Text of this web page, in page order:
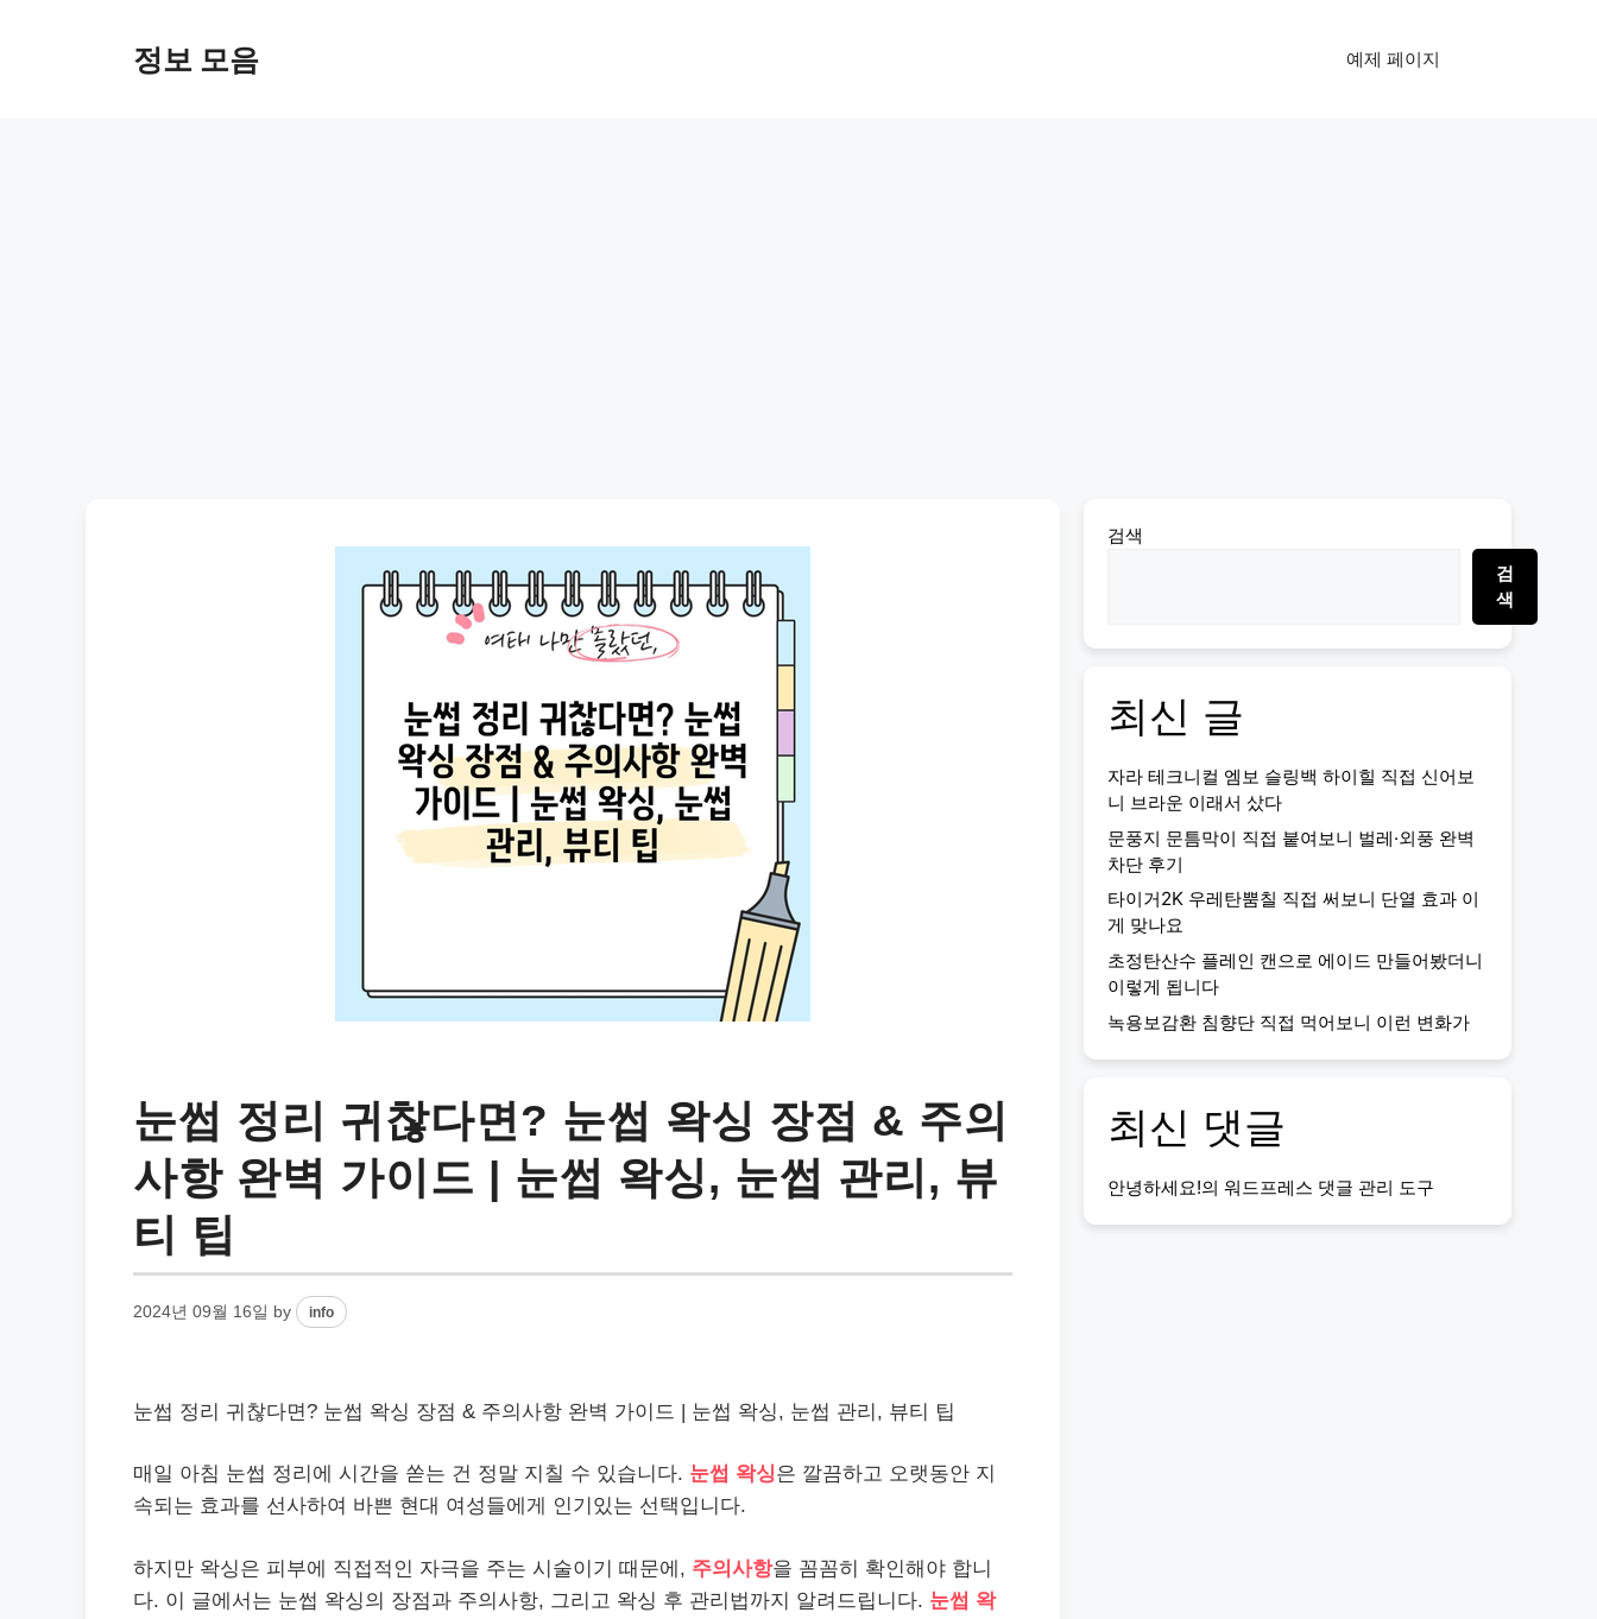
정보 모음 예제 페이지
눈썹 정리 귀찮다면? 눈썹 왁싱 장점 & 주의
사항 완벽 가이드 | 눈썹 왁싱, 눈썹 관리, 뷰
티 팁
2024년 09월 16일 by info
눈썹 정리 귀찮다면? 눈썹 왁싱 장점 & 주의사항 완벽 가이드 | 눈썹 왁싱, 눈썹 관리, 뷰티 팁
매일 아침 눈썹 정리에 시간을 쏟는 건 정말 지칠 수 있습니다. 눈썹 왁싱은 깔끔하고 오랫동안 지
속되는 효과를 선사하여 바쁜 현대 여성들에게 인기있는 선택입니다.
하지만 왁싱은 피부에 직접적인 자극을 주는 시술이기 때문에, 주의사항을 꼼꼼히 확인해야 합니
다. 이 글에서는 눈썹 왁싱의 장점과 주의사항, 그리고 왁싱 후 관리법까지 알려드립니다. 눈썹 왁
검색
검
색
최신 글
자라 테크니컬 엠보 슬링백 하이힐 직접 신어보
니 브라운 이래서 샀다
문풍지 문틈막이 직접 붙여보니 벌레·외풍 완벽
차단 후기
타이거2K 우레탄뿜칠 직접 써보니 단열 효과 이
게 맞나요
초정탄산수 플레인 캔으로 에이드 만들어봤더니
이렇게 됩니다
녹용보감환 침향단 직접 먹어보니 이런 변화가
최신 댓글
안녕하세요!의 워드프레스 댓글 관리 도구